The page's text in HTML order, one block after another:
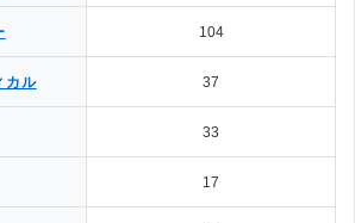
0
0
0
0
士」「地域：沖縄県」の条件に合致する求人数をカウン
104
カル 37
33
17